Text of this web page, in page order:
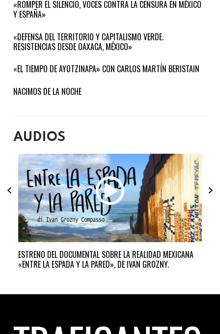
«ROMPER EL SILENCIO, VOCES CONTRA LA CENSURA EN MÉXICO
Y ESPAÑA»
«DEFENSA DEL TERRITORIO Y CAPITALISMO VERDE.
RESISTENCIAS DESDE OAXACA, MÉXICO»
«EL TIEMPO DE AYOTZINAPA» CON CARLOS MARTÍN BERISTAIN
NACIMOS DE LA NOCHE
AUDIOS
ESTRENO DEL DOCUMENTAL SOBRE LA REALIDAD MEXICANA
«ENTRE LA ESPADA Y LA PARED», DE IVAN GROZNY.